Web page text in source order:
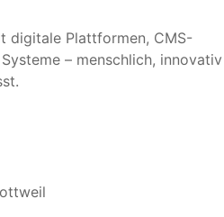
digitale Plattformen, CMS-
– menschlich, innovativ